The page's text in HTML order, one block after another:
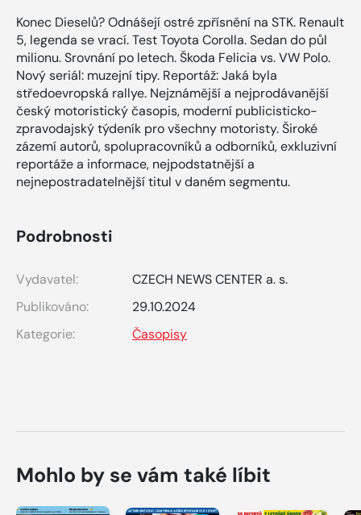
Konec Dieselů? Odnášejí ostré zpřísnění na STK. Renault
5, legenda se vrací. Test Toyota Corolla. Sedan do půl
milionu. Srovnání po letech. Škoda Felicia vs. VW Polo.
Nový seriál: muzejní tipy. Reportáž: Jaká byla
středoevropská rallye. Nejznámější a nejprodávanější
český motoristický časopis, moderní publicisticko-
zpravodajský týdeník pro všechny motoristy. Široké
zázemí autorů, spolupracovníků a odborníků, exkluzivní
reportáže a informace, nejpodstatnější a
nejnepostradatelnější titul v daném segmentu.
Podrobnosti
Vydavatel:
CZECH NEWS CENTER a. s.
Publikováno:
29.10.2024
Kategorie:
Časopisy
Mohlo by se vám také líbit